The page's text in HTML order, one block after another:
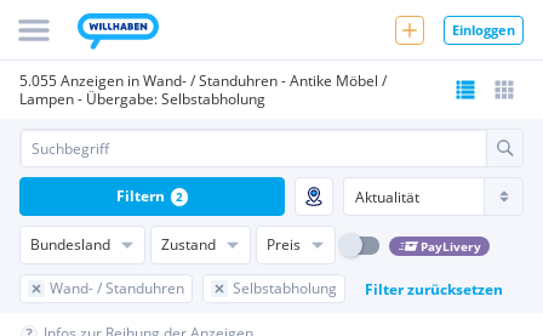
Einloggen
5.055 Anzeigen in Wand- / Standuhren - Antike Möbel /
Lampen - Übergabe: Selbstabholung
Bundesland Zustand Preis PayLivery
Wand- / Standuhren Selbstabholung Filter zurücksetzen
Filtern 2